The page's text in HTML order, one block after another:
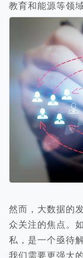
教育和能源等领
然而，大数据的
众关注的焦点。
私，是一个亟待
我们需要更强大